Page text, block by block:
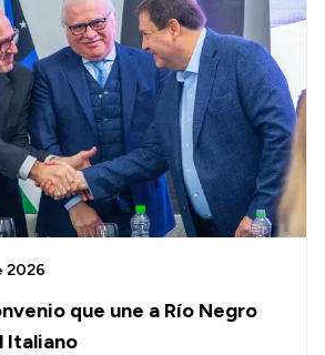
que une a Río Negro
Italiano
2026